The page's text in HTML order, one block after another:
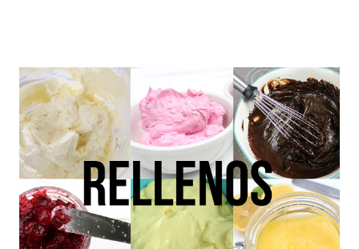
acuerdo, porque en los libros de repostería y tratados de
cocina de antes del milenio se utilizaba comúnmente el
sistema americano y no el métrico, o ambos como suelo
usarlo yo en mis recetas. En lo personal pienso que si soy
una pastelera debo manejar los dos sistemas de medidas
para así poder obtener los mejores resultados en mis
preparaciones y poder sacar con éxito cualquier receta. Así
que me fui a investigar y descubrí que los estado...